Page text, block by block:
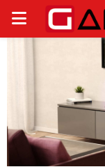
PRIMARY